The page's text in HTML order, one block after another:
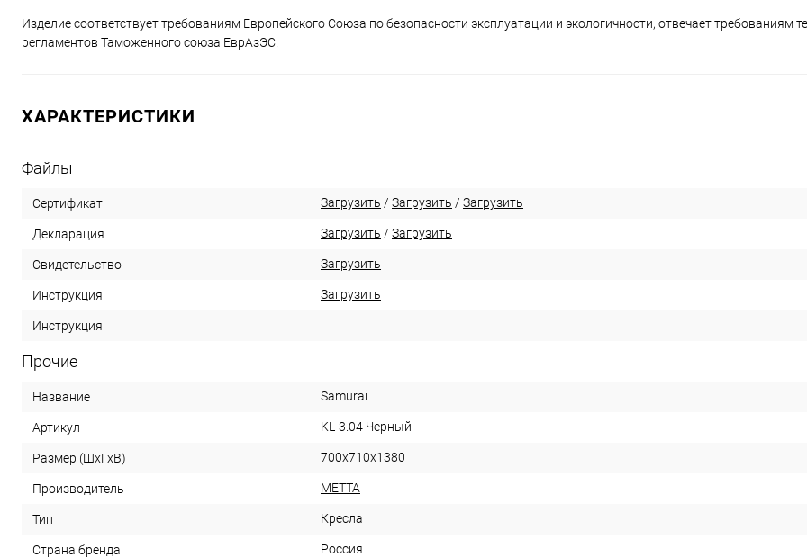
Изделие соответствует требованиям Европейского Союза по безопасности эксплуатации и экологичности, отвечает требованиям
регламентов Таможенного союза ЕврАзЭС.
ХАРАКТЕРИСТИКИ
Файлы
Сертификат Загрузить / Загрузить / Загрузить
Декларация Загрузить / Загрузить
Свидетельство Загрузить
Инструкция Загрузить
Инструкция
Прочие
Название Samurai
Артикул KL-3.04 Черный
Размер (ШхГхВ) 700x710x1380
Производитель МЕТТА
Тип Кресла
Страна бренда Россия